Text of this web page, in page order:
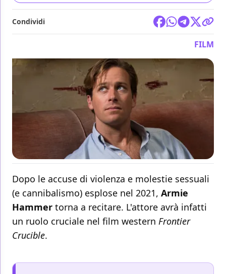
Condividi
FILM
Dopo le accuse di violenza e molestie sessuali
(e cannibalismo) esplose nel 2021, Armie
Hammer torna a recitare. L'attore avrà infatti
un ruolo cruciale nel film western Frontier
Crucible.